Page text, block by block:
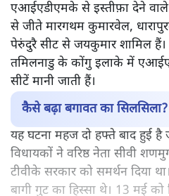
एआईएडीएमके से इस्तीफ़ा देने
से जीते मारगथम कुमारवेल,
पेरुंदुरै सीट से जयकुमार शामिल हैं।
तमिलनाडु के कोंगु इलाके में
सीटें मानी जाती हैं।
कैसे बढ़ा बगावत का सिलसिला?
यह घटना महज दो हफ्ते बाद हुई
विधायकों ने वरिष्ठ नेता सीवी
टीवीके सरकार को समर्थन दिया
बागी गुट का हिस्सा थे। 13 मई